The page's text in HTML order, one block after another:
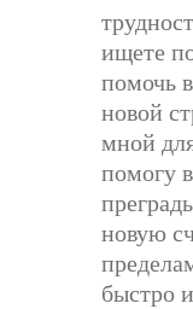
ищете
помочь
новой
мной
помогу
новую
быстро